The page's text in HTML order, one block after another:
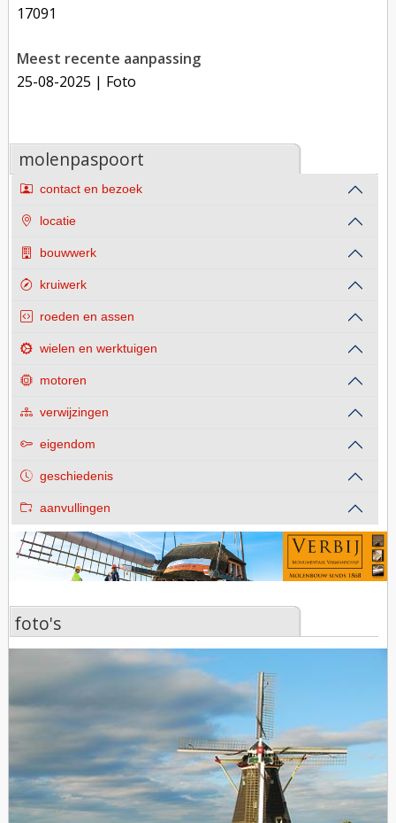
17091
Meest recente aanpassing
25-08-2025 | Foto
molenpaspoort
contact en bezoek
locatie
bouwwerk
kruiwerk
roeden en assen
wielen en werktuigen
motoren
verwijzingen
eigendom
geschiedenis
aanvullingen
foto's